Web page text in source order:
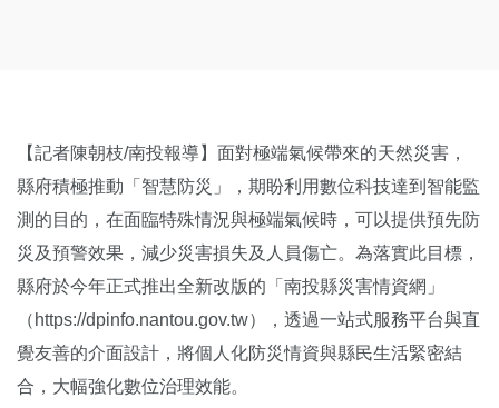
【記者陳朝枝/南投報導】面對極端氣候帶來的天然災害，
縣府積極推動「智慧防災」，期盼利用數位科技達到智能監
測的目的，在面臨特殊情況與極端氣候時，可以提供預先防
災及預警效果，減少災害損失及人員傷亡。為落實此目標，
縣府於今年正式推出全新改版的「南投縣災害情資網」
（https://dpinfo.nantou.gov.tw），透過一站式服務平台與直
覺友善的介面設計，將個人化防災情資與縣民生活緊密結
合，大幅強化數位治理效能。